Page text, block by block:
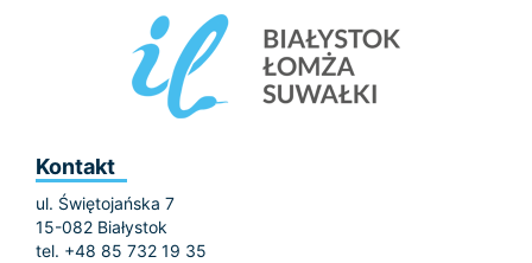
Kontakt
ul. Świętojańska 7
15-082 Białystok
tel. +48 85 732 19 35